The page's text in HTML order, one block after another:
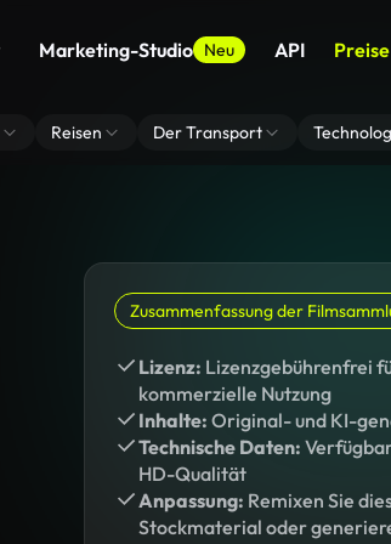
Marketing-Studio Neu API Preise
Reisen Der Transport
Zusammenfassung der
Lizenz: Lizenzgebührenfrei
kommerzielle Nutzung
Inhalte: Original- und KI-
Technische Daten:
HD-Qualität
Anpassung: Remixen Sie
Stockmaterial oder